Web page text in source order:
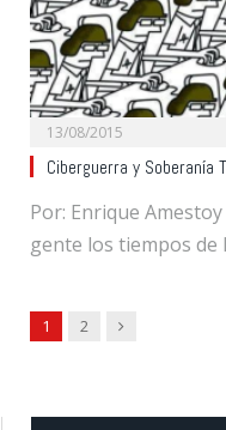
13/08/2015
Ciberguerra y Soberanía
Por: Enrique
gente los tiempos de
1 2 Next